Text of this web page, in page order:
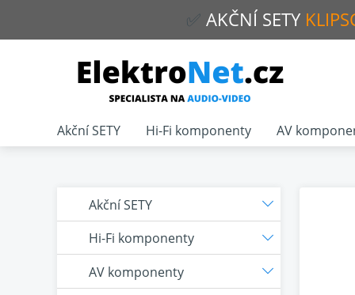
✅ AKČNÍ SETY
Akční SETY
Hi-Fi komponenty
AV komponenty
Akční SETY Hi-Fi komponenty AV